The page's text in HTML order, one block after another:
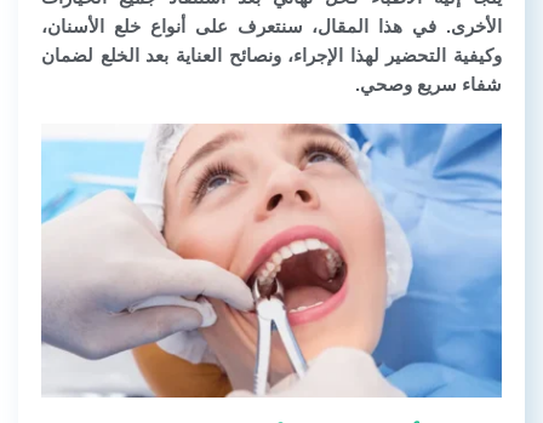
الأخرى. في هذا المقال، سنتعرف على أنواعخلع الأسنان،
وكيفية التحضير لهذا الإجراء، ونصائح العناية بعد الخلع لضمان
شفاء سريع وصحي.